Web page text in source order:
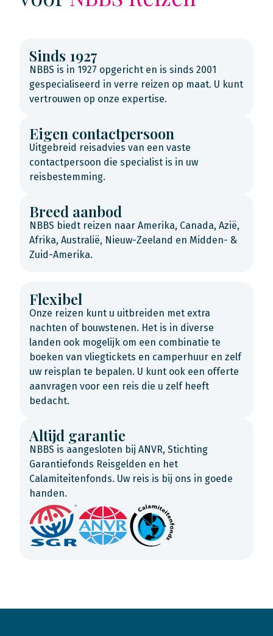
Sinds 1927
NBBS is in 1927 opgericht en is sinds 2001
gespecialiseerd in verre reizen op maat. U kunt
vertrouwen op onze expertise.
Eigen contactpersoon
Uitgebreid reisadvies van een vaste
contactpersoon die specialist is in uw
reisbestemming.
Breed aanbod
NBBS biedt reizen naar Amerika, Canada, Azië,
Afrika, Australië, Nieuw-Zeeland en Midden- &
Zuid-Amerika.
Flexibel
Onze reizen kunt u uitbreiden met extra
nachten of bouwstenen. Het is in diverse
landen ook mogelijk om een combinatie te
boeken van vliegtickets en camperhuur en zelf
uw reisplan te bepalen. U kunt ook een offerte
aanvragen voor een reis die u zelf heeft
bedacht.
Altijd garantie
NBBS is aangesloten bij ANVR, Stichting
Garantiefonds Reisgelden en het
Calamiteitenfonds. Uw reis is bij ons in goede
handen.